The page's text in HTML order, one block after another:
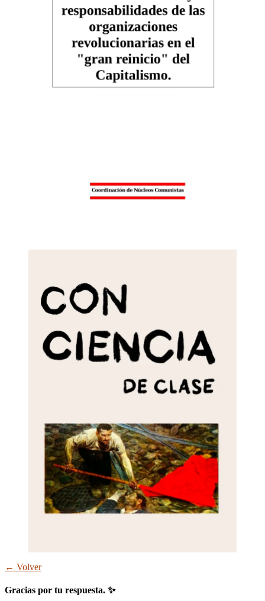
← Volver
Gracias por tu respuesta. ✨